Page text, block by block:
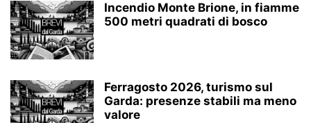
Incendio Monte Brione, in fiamme
500 metri quadrati di bosco
Ferragosto 2026, turismo sul
Garda: presenze stabili ma meno
valore